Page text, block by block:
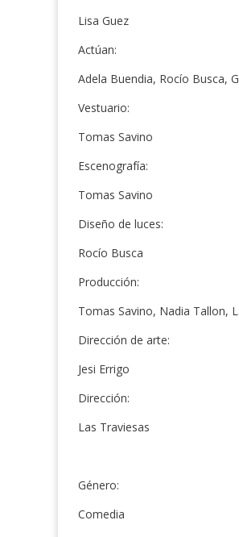
Lisa Guez
Actúan:
Adela Buendia, Rocío Busca,
Vestuario:
Tomas Savino
Escenografía:
Tomas Savino
Diseño de luces:
Rocío Busca
Producción:
Tomas Savino, Nadia Tallon,
Dirección de arte:
Jesi Errigo
Dirección:
Las Traviesas
Género:
Comedia